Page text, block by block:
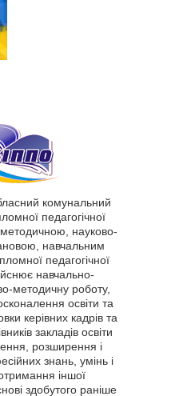
комунальний
педагогічної
методичною, науково-
навчальним
педагогічної
навчально-
методичну роботу,
освіти та
керівних кадрів та
закладів освіти
розширення і
знань, умінь і
іншої
здобутого раніше